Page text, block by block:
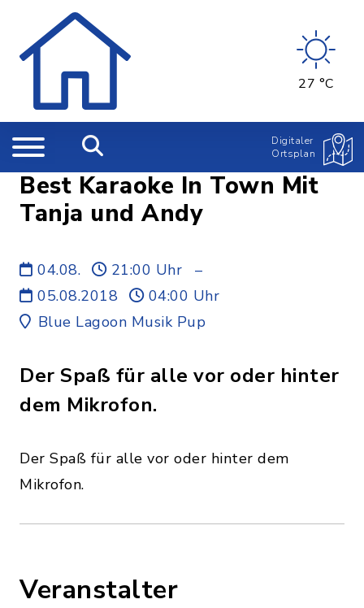
27 °C
Digitaler
Ortsplan
Best Karaoke In Town Mit
Tanja und Andy
04.08. 21:00 Uhr
–
05.08.2018
04:00 Uhr
Blue Lagoon Musik Pup
Der Spaß für alle vor oder hinter
dem Mikrofon.
Der Spaß für alle vor oder hinter dem
Mikrofon.
Veranstalter